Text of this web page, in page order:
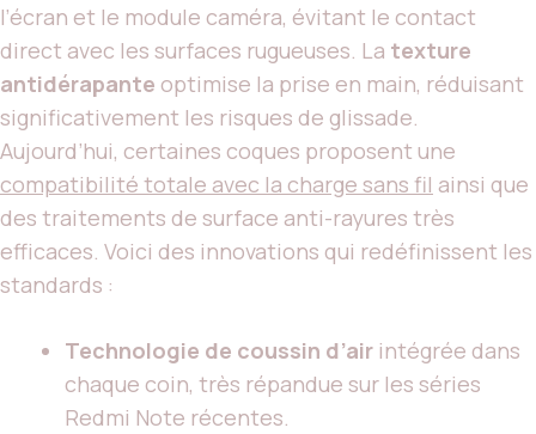
l’écran et le module caméra, évitant le contact
direct avec les surfaces rugueuses. La texture
antidérapante optimise la prise en main, réduisant
significativement les risques de glissade.
Aujourd’hui, certaines coques proposent une
compatibilité totale avec la charge sans fil ainsi que
des traitements de surface anti-rayures très
efficaces. Voici des innovations qui redéfinissent les
standards :
Technologie de coussin d’air intégrée dans
chaque coin, très répandue sur les séries
Redmi Note récentes.